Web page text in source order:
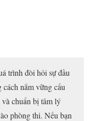
trình đòi hỏi sự đầu
nắm vững cấu
chuẩn bị tâm lý
phòng thi. Nếu bạn